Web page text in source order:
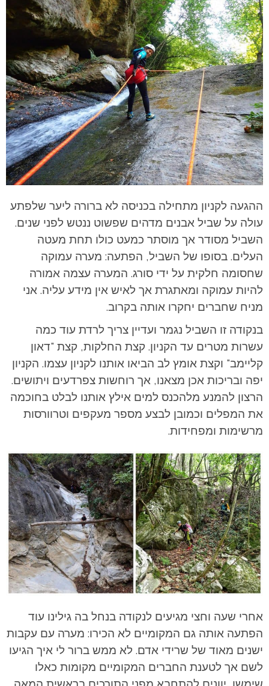
ההגעה לקניון מתחילה בכניסה לא ברורה ליער שלפתע
עולה על שביל אבנים מדהים שפשוט ננטש לפני שנים.
השביל מסודר אך מוסתר כמעט כולו תחת מעטה
העלים. בסופו של השביל, הפתעה: מערה עמוקה
שחסומה חלקית על ידי סורג. המערה עצמה אמורה
להיות עמוקה ומאתגרת אך לאיש אין מידע עליה. אני
מניח שחברים יחקרו אותה בקרוב.
בנקודה זו השביל נגמר ועדיין צריך לרדת עוד כמה
עשרות מטרים עד הקניון. קצת החלקות, קצת "דאון
קליימב" וקצת אומץ לב הביאו אותנו לקניון עצמו. הקניון
יפה ובריכות אכן מצאנו, אך רוחשות צפרדעים ויתושים.
הרצון להמנע מלהכנס למים אילץ אותנו לבלט בחוכמה
את המפלים וכמובן לבצע מספר מעקפים וטרוורסות
מרשימות ומפחידות.
אחרי שעה וחצי מגיעים לנקודה בנחל בה גילינו עוד
הפתעה אותה גם המקומיים לא הכירו: מערה עם עקבות
ישנים מאוד של שרידי אדם. לא ממש ברור לי איך הגיעו
לשם אך לטענת החברים המקומיים מקומות כאלו